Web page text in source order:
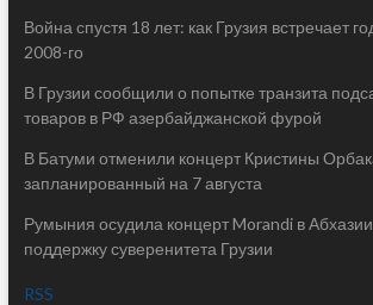
Война спустя 18 лет: как Грузия встречает
2008-го
В Грузии сообщили о попытке транзита
товаров в РФ азербайджанской фурой
В Батуми отменили концерт Кристины
запланированный на 7 августа
Румыния осудила концерт Morandi в
поддержку суверенитета Грузии
RSS